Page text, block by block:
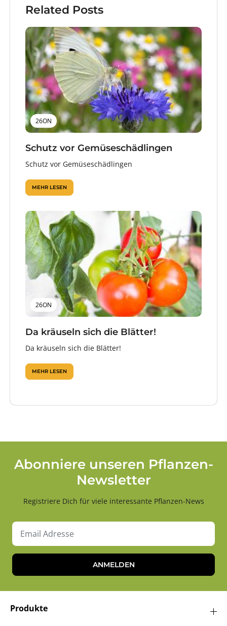
Related Posts
26ON
Schutz vor Gemüseschädlingen
Schutz vor Gemüseschädlingen
MEHR LESEN
26ON
Da kräuseln sich die Blätter!
Da kräuseln sich die Blätter!
MEHR LESEN
Abonniere unseren Pflanzen-
Newsletter
Registriere Dich für viele interessante Pflanzen-News
ANMELDEN
Produkte